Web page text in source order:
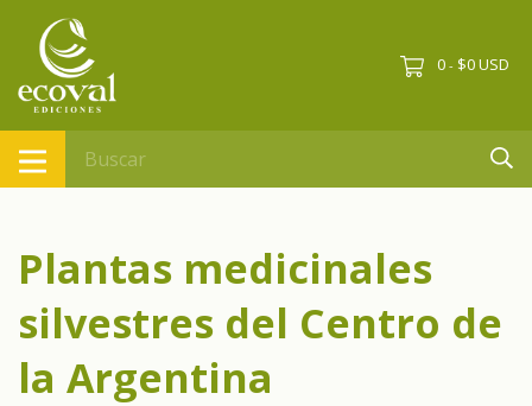
0 - $0 USD
Plantas medicinales
silvestres del Centro de
la Argentina